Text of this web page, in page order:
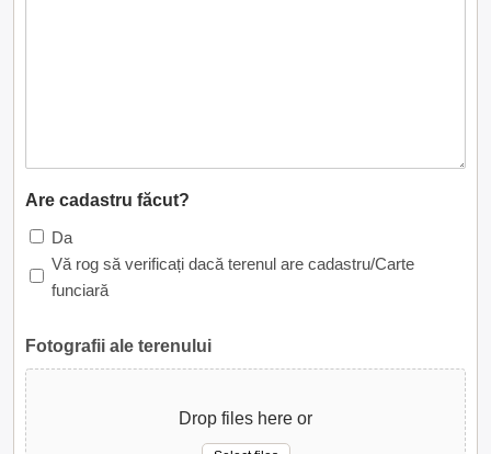
Are cadastru făcut?
Da
Vă rog să verificați dacă terenul are cadastru/Carte
funciară
Fotografii ale terenului
Drop files here or